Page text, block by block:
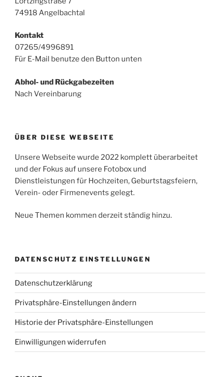
74918 Angelbachtal
Kontakt
07265/4996891
Für E-Mail benutze den Button unten
Abhol- und Rückgabezeiten
Nach Vereinbarung
ÜBER DIESE WEBSEITE
Unsere Webseite wurde 2022 komplett überarbeitet
und der Fokus auf unsere Fotobox und
Dienstleistungen für Hochzeiten, Geburtstagsfeiern,
Verein- oder Firmenevents gelegt.
Neue Themen kommen derzeit ständig hinzu.
DATENSCHUTZ EINSTELLUNGEN
Datenschutzerklärung
Privatsphäre-Einstellungen ändern
Historie der Privatsphäre-Einstellungen
Einwilligungen widerrufen